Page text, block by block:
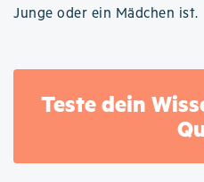
Junge oder ein Mädchen ist.
Teste dein